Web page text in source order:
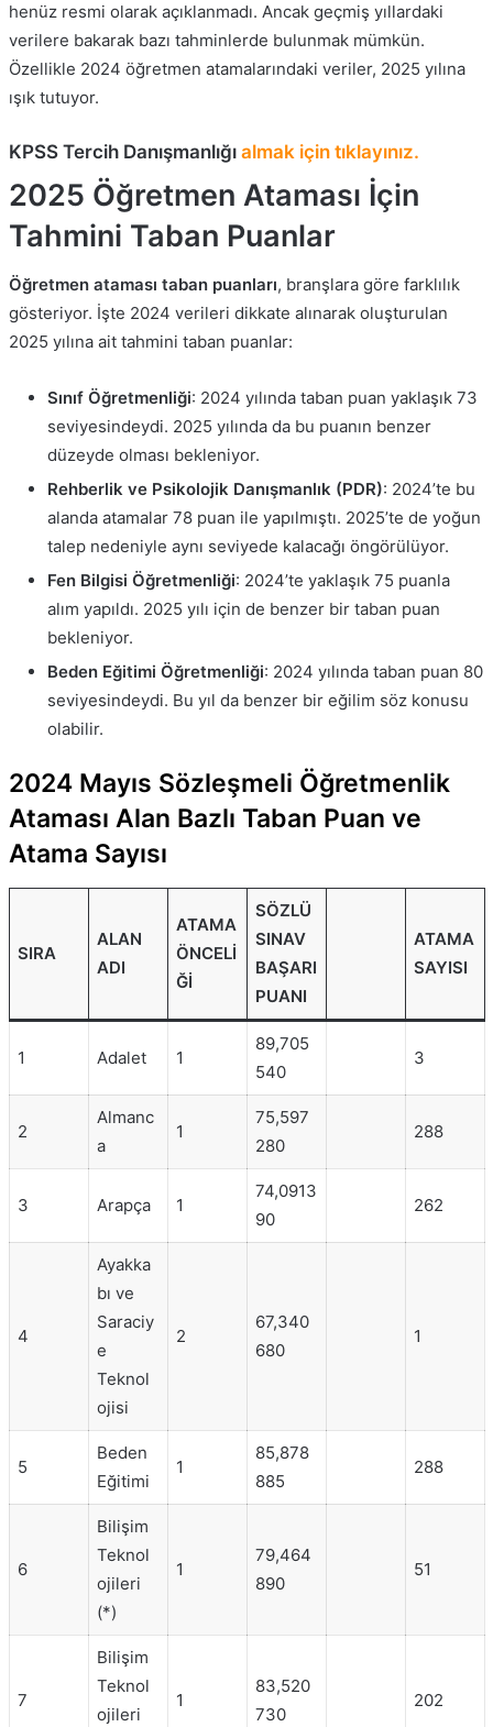
henüz resmi olarak açıklanmadı. Ancak geçmiş yıllardaki
verilere bakarak bazı tahminlerde bulunmak mümkün.
Özellikle 2024 öğretmen atamalarındaki veriler, 2025 yılına
ışık tutuyor.
KPSS Tercih Danışmanlığı almak için tıklayınız.
2025 Öğretmen Ataması İçin
Tahmini Taban Puanlar
Öğretmen ataması taban puanları, branşlara göre farklılık
gösteriyor. İşte 2024 verileri dikkate alınarak oluşturulan
2025 yılına ait tahmini taban puanlar:
Sınıf Öğretmenliği: 2024 yılında taban puan yaklaşık 73
seviyesindeydi. 2025 yılında da bu puanın benzer
düzeyde olması bekleniyor.
Rehberlik ve Psikolojik Danışmanlık (PDR): 2024’te bu
alanda atamalar 78 puan ile yapılmıştı. 2025’te de yoğun
talep nedeniyle aynı seviyede kalacağı öngörülüyor.
Fen Bilgisi Öğretmenliği: 2024’te yaklaşık 75 puanla
alım yapıldı. 2025 yılı için de benzer bir taban puan
bekleniyor.
Beden Eğitimi Öğretmenliği: 2024 yılında taban puan 80
seviyesindeydi. Bu yıl da benzer bir eğilim söz konusu
olabilir.
2024 Mayıs Sözleşmeli Öğretmenlik
Ataması Alan Bazlı Taban Puan ve
Atama Sayısı
SIRA
ALAN
ADI
ATAMA
ÖNCELI
ĞI
SÖZLÜ
SINAV
BAŞARI
PUANI
ATAMA
SAYISI
1 Adalet 1
89,705
540
3
2
Almanc
a
1
75,597
280
288
3 Arapça 1
74,0913
90
262
4
Ayakka
bı ve
Saraciy
e
Teknol
ojisi
2
67,340
680
1
5
Beden
Eğitimi
1
85,878
885
288
6
Bilişim
Teknol
ojileri
(*)
1
79,464
890
51
7
Bilişim
Teknol
ojileri
1
83,520
730
202